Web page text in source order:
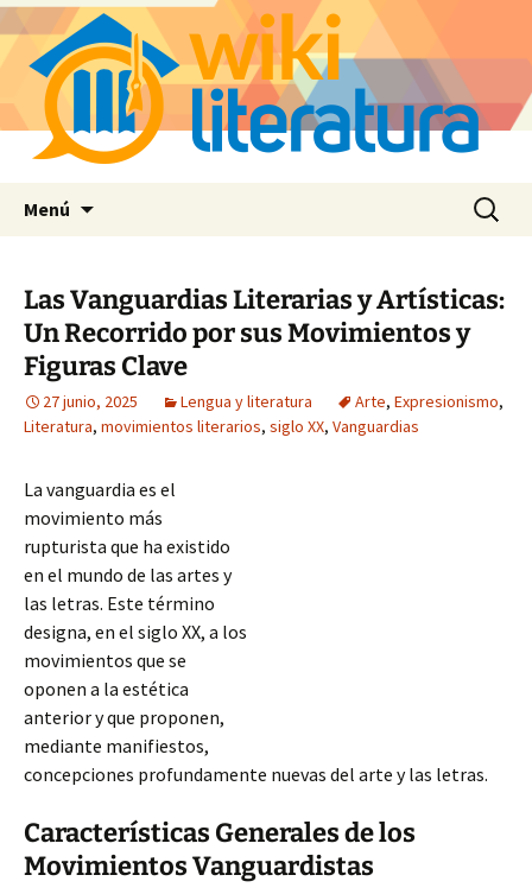
Menú Buscar:
Las Vanguardias Literarias y Artísticas:
Un Recorrido por sus Movimientos y
Figuras Clave
27 junio, 2025 Lengua y literatura Arte, Expresionismo,
Literatura, movimientos literarios, siglo XX, Vanguardias
La vanguardia es el
movimiento más
rupturista que ha existido
en el mundo de las artes y
las letras. Este término
designa, en el siglo XX, a los
movimientos que se
oponen a la estética
anterior y que proponen,
mediante manifiestos,
concepciones profundamente nuevas del arte y las letras.
Características Generales de los
Movimientos Vanguardistas